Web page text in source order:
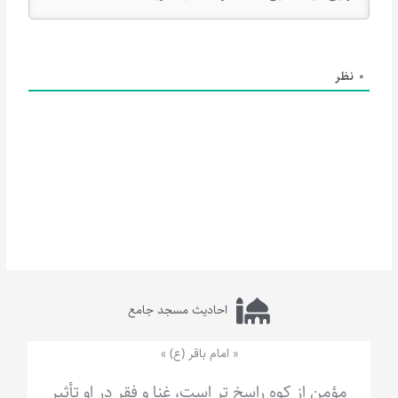
0 نظر
احادیث مسجد جامع
« امام باقر (ع) »
مؤمن از کوه راسخ تر است، غنا و فقر در او تأثیر